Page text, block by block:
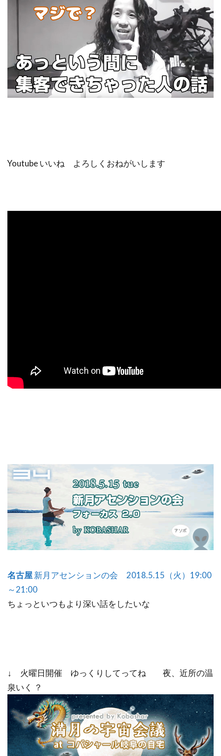
Youtube いいね よろしくおねがいします
名古屋新月アセンションの会 2018.5.15（火）19:00
～21:00
ちょっといつもより深い話をしたいな
↓ 火曜日開催 ゆっくりしてってね 夜、近所の温
泉いく ？